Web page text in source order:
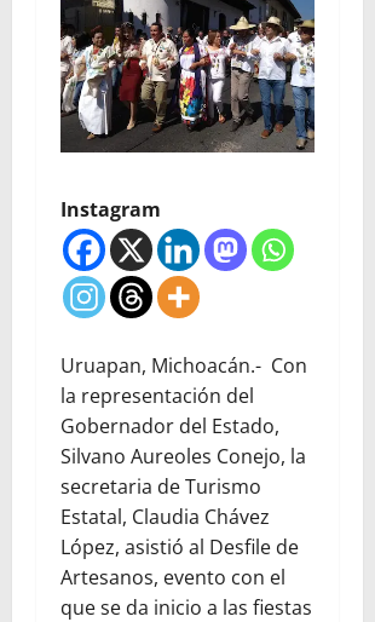
Instagram
Uruapan, Michoacán.- Con
la representación del
Gobernador del Estado,
Silvano Aureoles Conejo, la
secretaria de Turismo
Estatal, Claudia Chávez
López, asistió al Desfile de
Artesanos, evento con el
que se da inicio a las fiestas